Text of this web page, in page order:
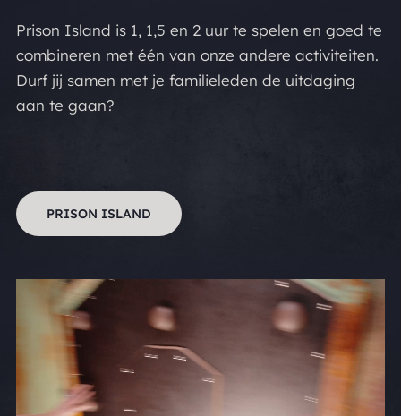
Prison Island is 1, 1,5 en 2 uur te spelen en goed te
combineren met één van onze andere activiteiten.
Durf jij samen met je familieleden de uitdaging
aan te gaan?
PRISON ISLAND